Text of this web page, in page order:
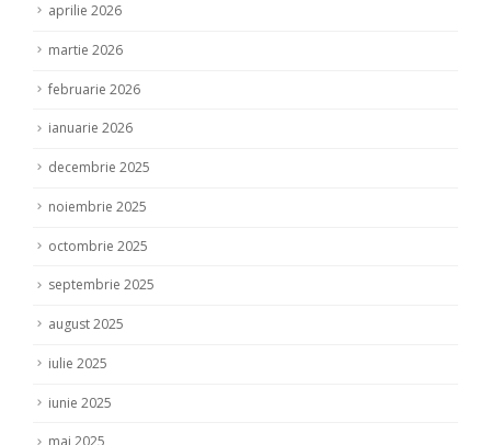
aprilie 2026
martie 2026
februarie 2026
ianuarie 2026
decembrie 2025
noiembrie 2025
octombrie 2025
septembrie 2025
august 2025
iulie 2025
iunie 2025